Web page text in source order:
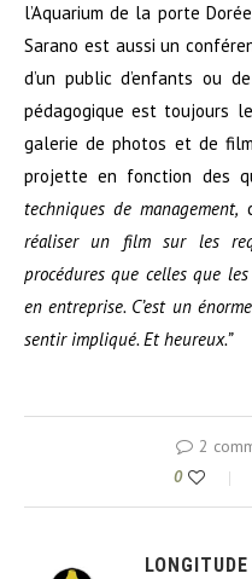
l’Aquarium de la porte
Sarano est aussi un
d’un public d’enfants ou
pédagogique est toujours
galerie de photos et de
projette en fonction des
techniques de management,
réaliser un film sur les
procédures que celles que
en entreprise. C’est un
sentirimpliqué. Et heureux.”
2
0